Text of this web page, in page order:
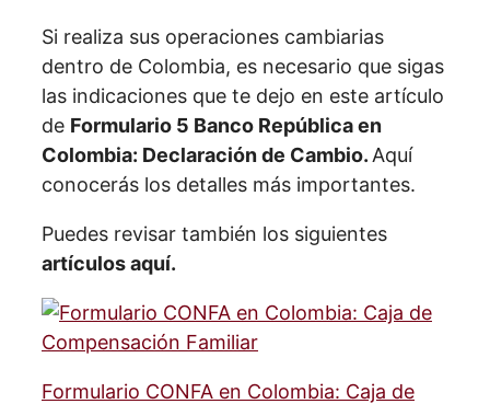
Si realiza sus operaciones cambiarias
dentro de Colombia, es necesario que sigas
las indicaciones que te dejo en este artículo
de Formulario 5 Banco República en
Colombia: Declaración de Cambio. Aquí
conocerás los detalles más importantes.
Puedes revisar también los siguientes
artículos aquí.
Formulario CONFA en Colombia: Caja de